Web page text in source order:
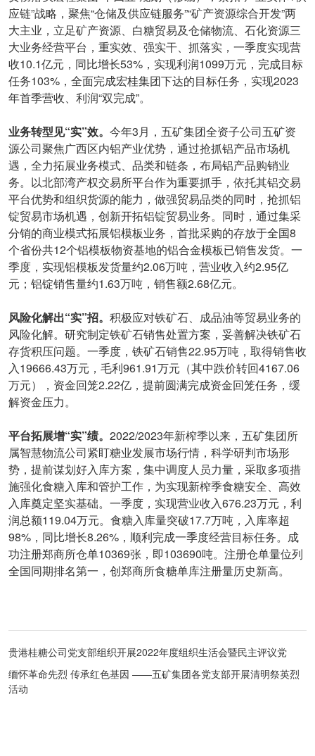
应链”战略，聚焦“仓储及供应链服务”“矿产资源综合开发”两
大主业，立足矿产资源、白糖贸易及仓储物流、石化资源三
大业务经营平台，重实效、强实干、抓落实，一季度实现营
收10.1亿元，同比增长53%，实现利润1099万元，完成目标
任务103%，全面完成宏桂集团下达的目标任务，实现2023
年首季营收、利润“双完成”。
业务转型见“实”效。 今年3月，五矿集团全资子公司五矿资
源公司聚焦广西区内铝产业优势，通过抢抓铝产品市场机
遇，全力拓展业务模式、品类和链条，布局铝产品购销业
务。以北部湾产权交易所平台作为重要抓手，依托其铝交易
平台优势和组织货源的能力，做强贸易品类的同时，抢抓铝
锭贸易市场机遇，创新开拓铝锭贸易业务。同时，通过集采
分销的商业模式拓展铝模板业务，首批采购的存放于全国8
个省份共12个铝模板物资基地的铝合金模板已销售发货。一
季度，实现铝模板发货量约2.06万吨，营业收入约2.95亿
元；铝锭销售量约1.63万吨，销售额2.68亿元。
风险化解出“实”招。 积极应对铁矿石、成品油等贸易业务的
风险化解。研究制定铁矿石销售处置方案，妥善解决铁矿石
存货积压问题。一季度，铁矿石销售22.95万吨，取得销售收
入19666.43万元，毛利961.91万元（其中跌价转回4167.06
万元），资金回笼2.22亿，提前圆满完成资金回笼任务，缓
解资金压力。
平台拓展增“实”绩。 2022/2023年新榨季以来，五矿集团所
属智慧物流公司紧盯糖业发展市场行情，科学研判市场形
势，提前谋划好入库方案，集中调度人员力量，采取多项措
施强化食糖入库和管护工作，为实现新榨季食糖安全、高效
入库奠定坚实基础。一季度，实现营业收入676.23万元，利
润总额119.04万元。食糖入库量突破17.7万吨，入库率超
98%，同比增长8.26%，顺利完成一季度经营目标任务。成
功注册郑商所仓单10369张，即103690吨。注册仓单量位列
全国同期排名第一，创郑商所食糖单库注册量历史新高。
贵港桂糖公司党支部组织开展2022年度组织生活会暨民主评议党
缅怀革命先烈 传承红色基因 ——五矿集团各党支部开展清明祭英烈
活动